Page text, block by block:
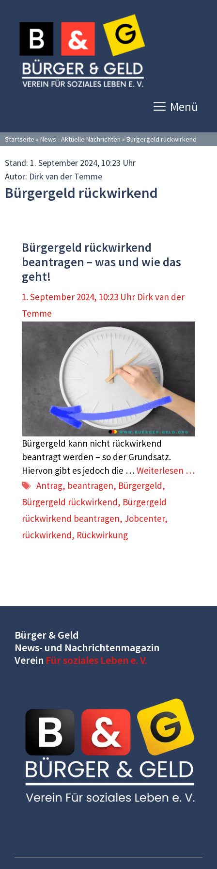
Inhalt
springen
Menü
Startseite » News - Aktuelle Nachrichten » Bürgergeld rückwirkend
Stand: 1. September 2024, 10:23 Uhr
Autor: Dirk van der Temme
Bürgergeld rückwirkend
Bürgergeld rückwirkend
beantragen – was und wie das
geht!
1. September 2024, 10:23 Uhr Dirk van der
Temme
Bürgergeld kann nicht rückwirkend
beantragt werden – so der Grundsatz.
Hiervon gibt es jedoch die … Weiterlesen …
Schlagwörter
Antrag, beantragen, Bürgergeld,
Bürgergeld rückwirkend, Bürgergeld
rückwirkend beantragen, Jobcenter,
rückwirkend, Rückwirkung
Bürger & Geld
News- und Nachrichtenmagazin
Verein Für soziales Leben e. V.